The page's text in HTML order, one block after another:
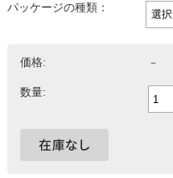
パッケージの種類：
価格: －
数量: